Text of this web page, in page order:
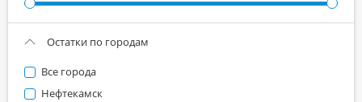
Остатки по городам
Все города
Нефтекамск